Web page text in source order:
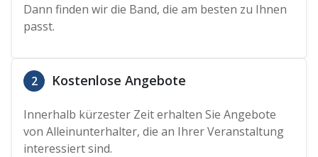
Dann finden wir die Band, die am besten zu Ihnen
passt.
2 Kostenlose Angebote
Innerhalb kürzester Zeit erhalten Sie Angebote
von Alleinunterhalter, die an Ihrer Veranstaltung
interessiert sind.